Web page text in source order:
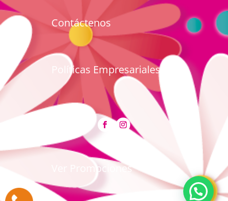
Contáctenos
Políticas Empresariales
Ver Promociones